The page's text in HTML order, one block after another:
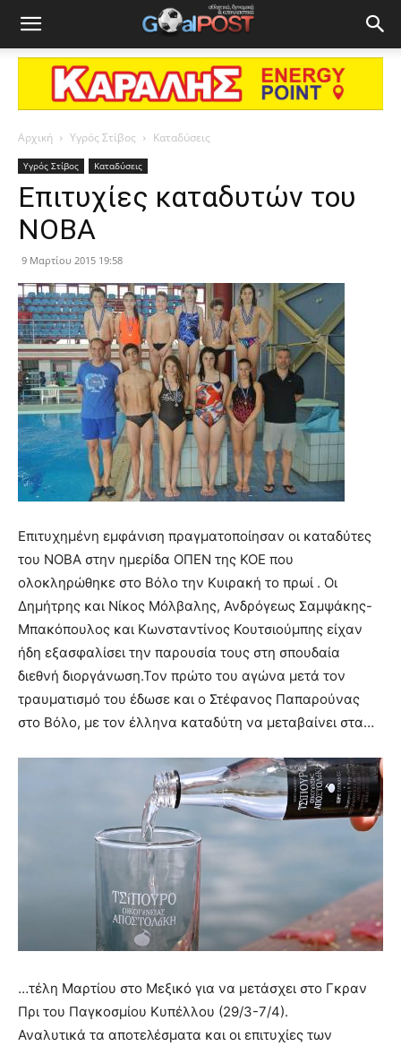
Αρχική Υγρός Στίβος Καταδύσεις
Υγρός Στίβος Καταδύσεις
Επιτυχίες καταδυτών του
ΝΟΒΑ
9 Μαρτίου 2015 19:58
Επιτυχημένη εμφάνιση πραγματοποίησαν οι καταδύτες
του ΝΟΒΑ στην ημερίδα ΟΠΕΝ της ΚΟΕ που
ολοκληρώθηκε στο Βόλο την Κυιρακή το πρωί . Οι
Δημήτρης και Νίκος Μόλβαλης, Ανδρόγεως Σαμψάκης-
Μπακόπουλος και Κωνσταντίνος Κουτσιούμπης είχαν
ήδη εξασφαλίσει την παρουσία τους στη σπουδαία
διεθνή διοργάνωση.Τον πρώτο του αγώνα μετά τον
τραυματισμό του έδωσε και ο Στέφανος Παπαρούνας
στο Βόλο, με τον έλληνα καταδύτη να μεταβαίνει στα…
…τέλη Μαρτίου στο Μεξικό για να μετάσχει στο Γκραν
Πρι του Παγκοσμίου Κυπέλλου (29/3-7/4).
Αναλυτικά τα αποτελέσματα και οι επιτυχίες των